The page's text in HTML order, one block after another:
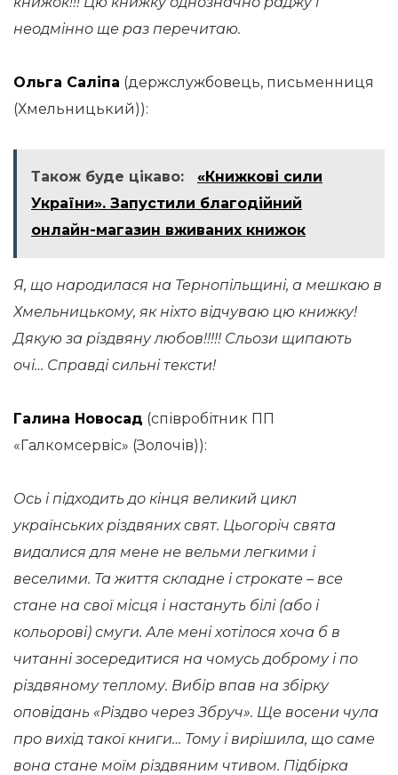
неодмінно ще раз перечитаю.
Ольга Саліпа (держслужбовець, письменниця
(Хмельницький)):
Також буде цікаво:
«Книжкові сили
України». Запустили благодійний
онлайн-магазин вживаних книжок
Я, що народилася на Тернопільщині, а мешкаю в
Хмельницькому, як ніхто відчуваю цю книжку!
Дякую за різдвяну любов!!!!! Сльози щипають
очі… Справді сильні тексти!
Галина Новосад (співробітник ПП
«Галкомсервіс» (Золочів)):
Ось і підходить до кінця великий цикл
українських різдвяних свят. Цьогоріч свята
видалися для мене не вельми легкими і
веселими. Та життя складне і строкате – все
стане на свої місця і настануть білі (або і
кольорові) смуги. Але мені хотілося хоча б в
читанні зосередитися на чомусь доброму і по
різдвяному теплому. Вибір впав на збірку
оповідань «Різдво через Збруч». Ще восени чула
про вихід такої книги… Тому і вирішила, що саме
вона стане моїм різдвяним чтивом. Підбірка